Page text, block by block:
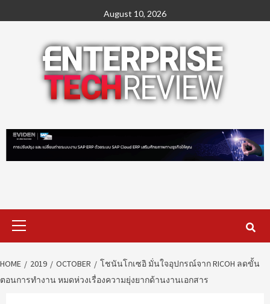
to
August 10, 2026
Primary
Menu
HOME 2019 OCTOBER
โชนันโกเซอิ มั่นใจอุปกรณ์จาก RICOH ลดขั้น
ตอนการทำงาน หมดห่วงเรื่องความยุ่งยากด้านงานเอกสาร